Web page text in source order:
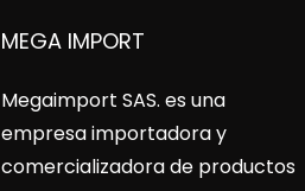
MEGA IMPORT
Megaimport SAS. es una
empresa importadora y
comercializadora de productos